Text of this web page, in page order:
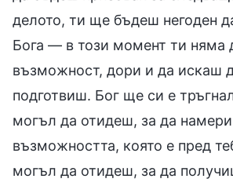
делото, ти ще бъдеш негоден
Бога — в този момент ти няма
възможност, дори и да искаш
подготвиш. Бог ще си е
могъл да отидеш, за да
възможността, която е пред
могъл да отидеш, за да